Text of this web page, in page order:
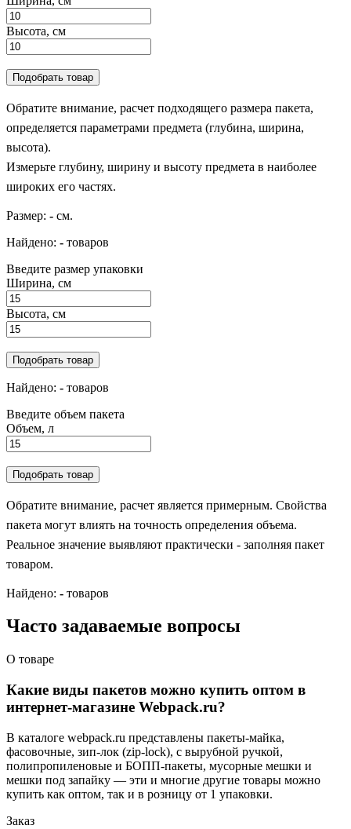
Высота, см
Подобрать товар
Обратите внимание, расчет подходящего размера пакета,
определяется параметрами предмета (глубина, ширина,
высота).
Измерьте глубину, ширину и высоту предмета в наиболее
широких его частях.
Размер: - см.
Найдено: - товаров
Введите размер упаковки
Ширина, см
Высота, см
Подобрать товар
Найдено: - товаров
Введите объем пакета
Объем, л
Подобрать товар
Обратите внимание, расчет является примерным. Свойства
пакета могут влиять на точность определения объема.
Реальное значение выявляют практически - заполняя пакет
товаром.
Найдено: - товаров
Часто задаваемые вопросы
О товаре
Какие виды пакетов можно купить оптом в
интернет-магазине Webpack.ru?
В каталоге webpack.ru представлены пакеты-майка,
фасовочные, зип-лок (zip-lock), с вырубной ручкой,
полипропиленовые и БОПП-пакеты, мусорные мешки и
мешки под запайку — эти и многие другие товары можно
купить как оптом, так и в розницу от 1 упаковки.
Заказ